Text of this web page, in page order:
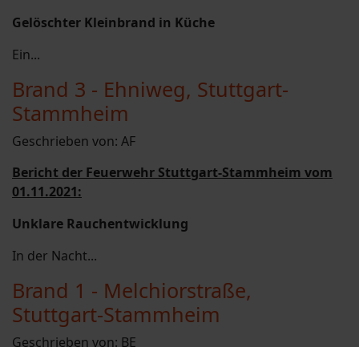
Gelöschter Kleinbrand in Küche
Ein...
Brand 3 - Ehniweg, Stuttgart-
Stammheim
Geschrieben von: AF
Bericht der Feuerwehr Stuttgart-Stammheim vom
01.11.2021:
Unklare Rauchentwicklung
In der Nacht...
Brand 1 - Melchiorstraße,
Stuttgart-Stammheim
Geschrieben von: BE